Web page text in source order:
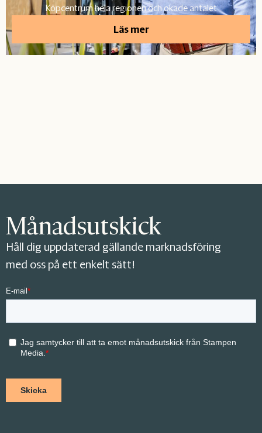
Köpcentrum hela regionen och ökade antalet
Läs mer
Månadsutskick
Håll dig uppdaterad gällande marknadsföring
med oss på ett enkelt sätt!